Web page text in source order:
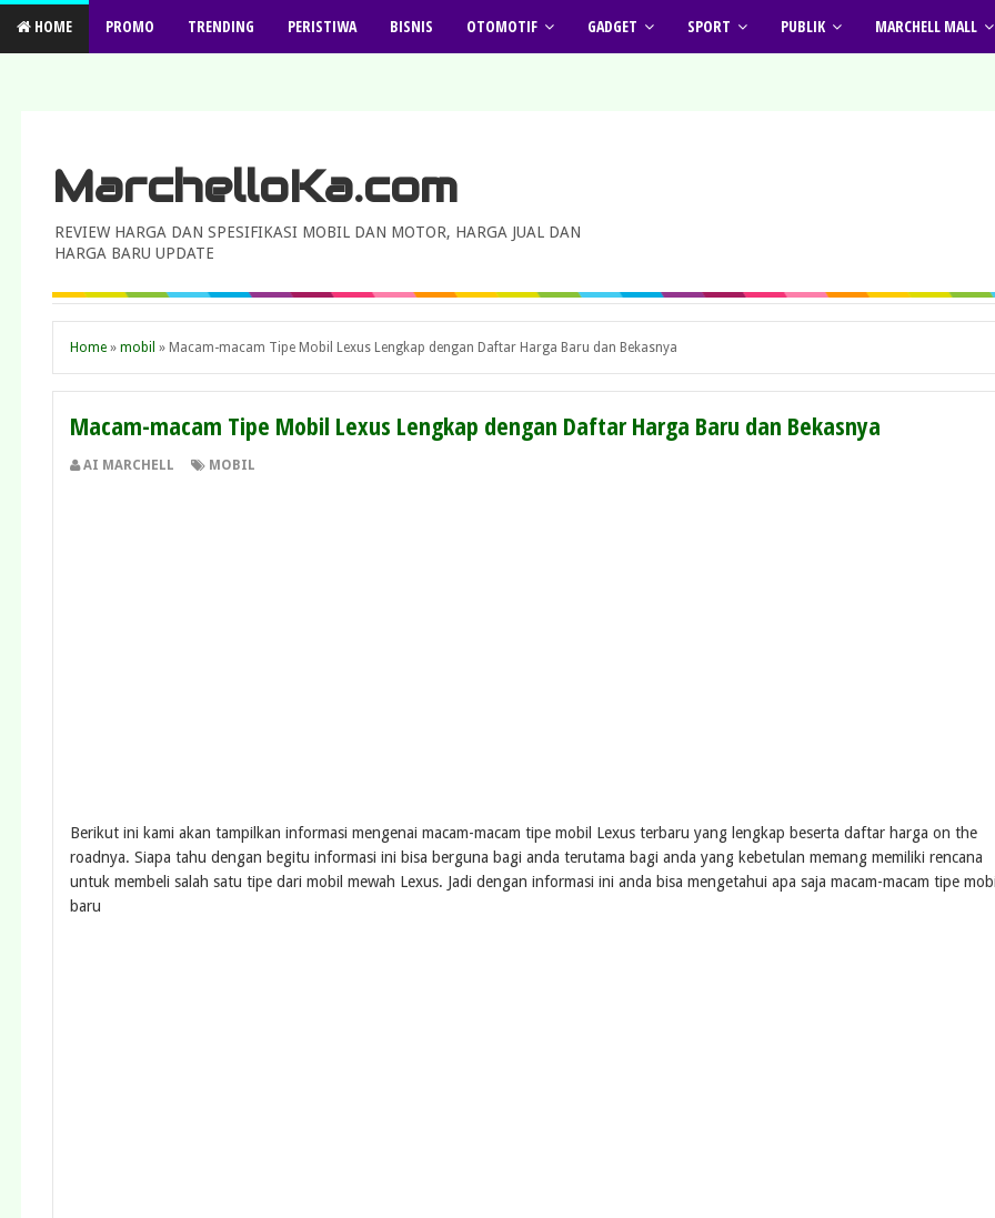
HOME PROMO TRENDING PERISTIWA BISNIS OTOMOTIF GADGET SPORT PUBLIK MARCHELL MALL
MarchelloKa.com
REVIEW HARGA DAN SPESIFIKASI MOBIL DAN MOTOR, HARGA JUAL DAN
HARGA BARU UPDATE
Home » mobil » Macam-macam Tipe Mobil Lexus Lengkap dengan Daftar Harga Baru dan Bekasnya
Macam-macam Tipe Mobil Lexus Lengkap dengan Daftar Harga Baru dan Bekasnya
AI MARCHELL MOBIL
Berikut ini kami akan tampilkan informasi mengenai macam-macam tipe mobil Lexus terbaru yang lengkap beserta daftar harga on the
roadnya. Siapa tahu dengan begitu informasi ini bisa berguna bagi anda terutama bagi anda yang kebetulan memang memiliki rencana
untuk membeli salah satu tipe dari mobil mewah Lexus. Jadi dengan informasi ini anda bisa mengetahui apa saja macam-macam tipe
baru